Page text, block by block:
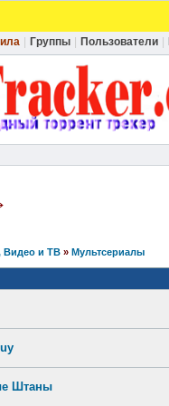
Группы Пользователи
Видео и ТВ » Мультсериалы
Штаны